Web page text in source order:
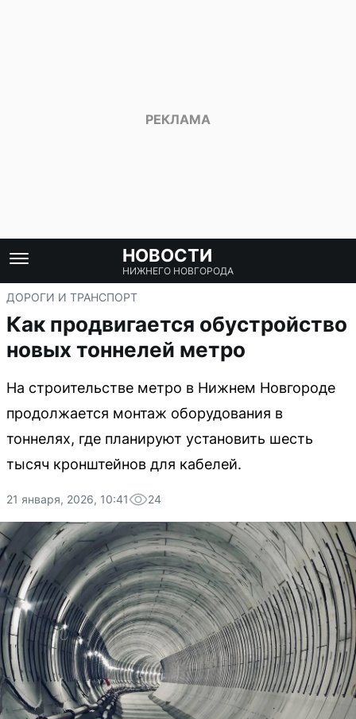
НОВОСТИ
НИЖНЕГО НОВГОРОДА
ДОРОГИ И ТРАНСПОРТ
Как продвигается обустройство
новых тоннелей метро
На строительстве метро в Нижнем Новгороде
продолжается монтаж оборудования в
тоннелях, где планируют установить шесть
тысяч кронштейнов для кабелей.
21 января, 2026, 10:41 24